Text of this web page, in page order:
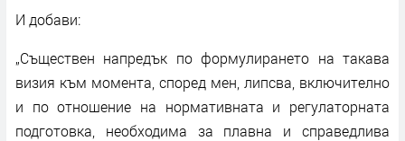
И добави:
„Съществен напредък по формулирането на такава
визия към момента, според мен, липсва, включително
и по отношение на нормативната и регулаторната
подготовка, необходима за плавна и справедлива